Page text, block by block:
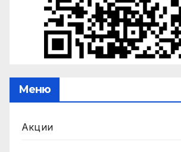
Меню
Акции